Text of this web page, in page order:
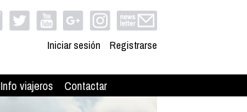
Iniciar sesión Registrarse
Info viajeros Contactar